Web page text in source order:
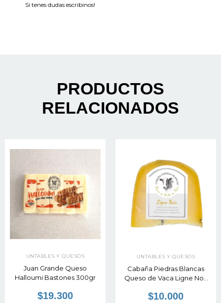
Si tenes dudas escribinos!
PRODUCTOS
RELACIONADOS
UNTABLES Y QUESOS
Juan Grande Queso
Halloumi Bastones 300gr
$19.300
UNTABLES Y QUESOS
Cabaña Piedras Blancas
Queso de Vaca Ligne Noir
$10.000